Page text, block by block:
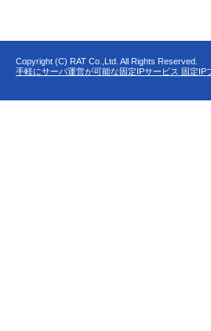
Copyright (C) RAT Co.,Ltd. All Rights Reserved.
手軽にサーバ運営が可能な固定IPサービス 固定IP